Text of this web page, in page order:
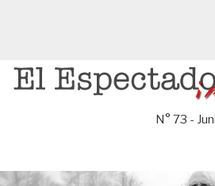
Saltar
N° 73 -